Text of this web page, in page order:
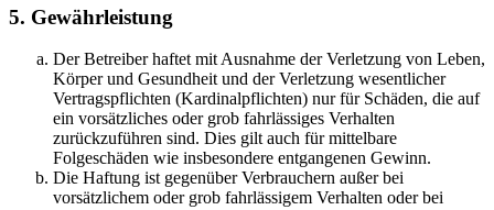
5. Gewährleistung
Der Betreiber haftet mit Ausnahme der Verletzung von Leben,
Körper und Gesundheit und der Verletzung wesentlicher
Vertragspflichten (Kardinalpflichten) nur für Schäden, die auf
ein vorsätzliches oder grob fahrlässiges Verhalten
zurückzuführen sind. Dies gilt auch für mittelbare
Folgeschäden wie insbesondere entgangenen Gewinn.
Die Haftung ist gegenüber Verbrauchern außer bei
vorsätzlichem oder grob fahrlässigem Verhalten oder bei